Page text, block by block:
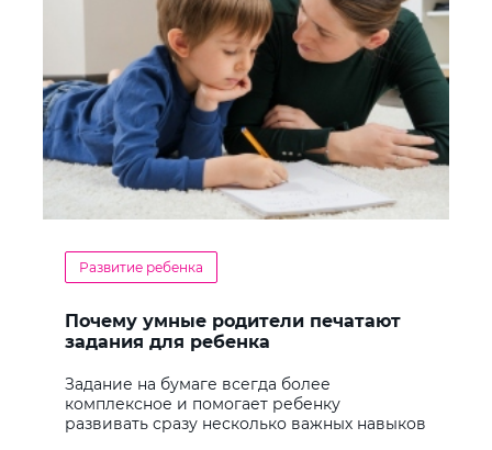
Развитие ребенка
Почему умные родители печатают
задания для ребенка
Задание на бумаге всегда более
комплексное и помогает ребенку
развивать сразу несколько важных навыков